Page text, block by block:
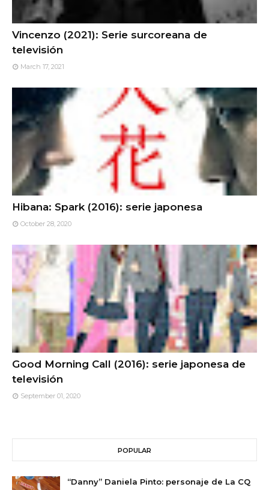
Vincenzo (2021): Serie surcoreana de
televisión
March 17, 2021
Hibana: Spark (2016): serie japonesa
October 28, 2020
Good Morning Call (2016): serie japonesa de
televisión
September 01, 2020
POPULAR
“Danny” Daniela Pinto: personaje de La CQ